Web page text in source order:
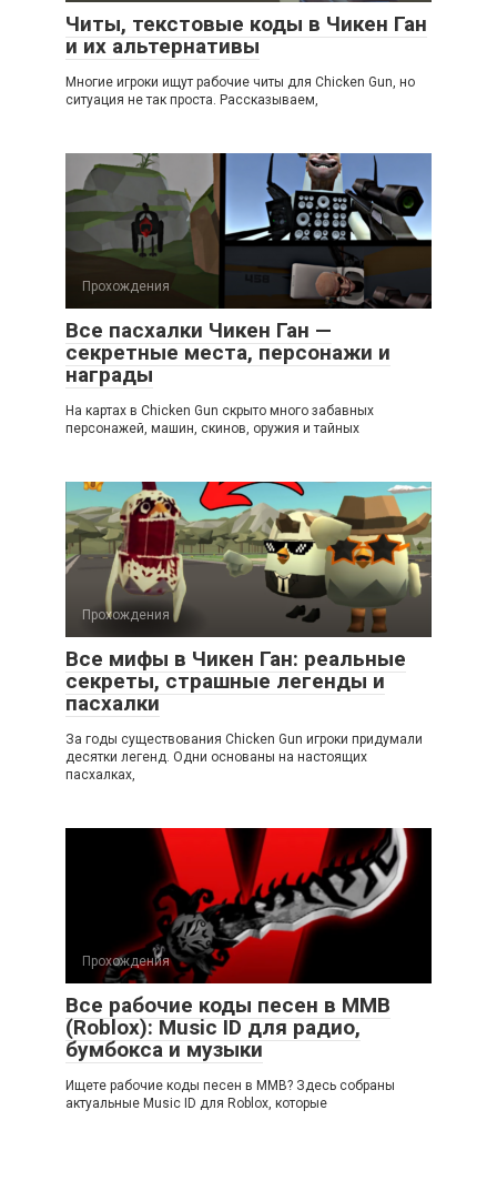
Читы, текстовые коды в Чикен Ган
и их альтернативы
Многие игроки ищут рабочие читы для Chicken Gun, но
ситуация не так проста. Рассказываем,
Прохождения
Все пасхалки Чикен Ган —
секретные места, персонажи и
награды
На картах в Chicken Gun скрыто много забавных
персонажей, машин, скинов, оружия и тайных
Прохождения
Все мифы в Чикен Ган: реальные
секреты, страшные легенды и
пасхалки
За годы существования Chicken Gun игроки придумали
десятки легенд. Одни основаны на настоящих
пасхалках,
Прохождения
Все рабочие коды песен в ММВ
(Roblox): Music ID для радио,
бумбокса и музыки
Ищете рабочие коды песен в ММВ? Здесь собраны
актуальные Music ID для Roblox, которые